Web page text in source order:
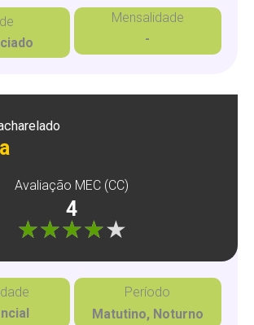
Mensalidade
-
Avaliação MEC (CC)
4
Período
Matutino, Noturno